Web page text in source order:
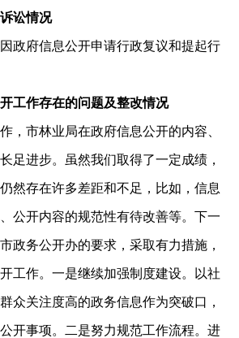
讼情况
府信息公开申请行政复议和提起行
工作存在的问题及整改情况
市林业局在政府信息公开的内容、
足进步。虽然我们取得了一定成绩，
然存在许多差距和不足，比如，信息
公开内容的规范性有待改善等。下一
政务公开办的要求，采取有力措施，
工作。一是继续加强制度建设。以社
众关注度高的政务信息作为突破口，
开事项。二是努力规范工作流程。进